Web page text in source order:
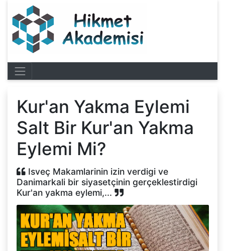
Kur'an Yakma Eylemi
Salt Bir Kur'an Yakma
Eylemi Mi?
Isveç Makamlarinin izin verdigi ve
Danimarkali bir siyasetçinin gerçeklestirdigi
Kur'an yakma eylemi,...